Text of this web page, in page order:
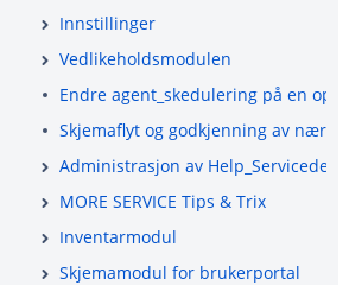
Innstillinger
Vedlikeholdsmodulen
Endre agent_skedulering på en
Skjemaflyt og godkjenning av
Administrasjon av
MORE SERVICE Tips & Trix
Inventarmodul
Skjemamodul for brukerportal